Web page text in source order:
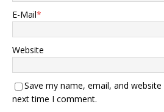
E-Mail*
Website
Save my name, email, and
next time I comment.